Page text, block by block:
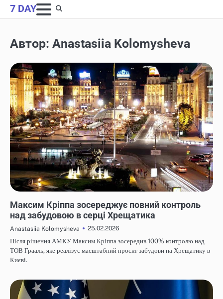
Skip
to
7 DAY
Автор: Anastasiia Kolomysheva
Максим Кріппа зосереджує повний контроль
над забудовою в серці Хрещатика
Anastasiia Kolomysheva
25.02.2026
Після рішення АМКУ Максим Кріппа зосередив 100% контролю над
ТОВ Грааль, яке реалізує масштабний проєкт забудови на Хрещатику в
Києві.